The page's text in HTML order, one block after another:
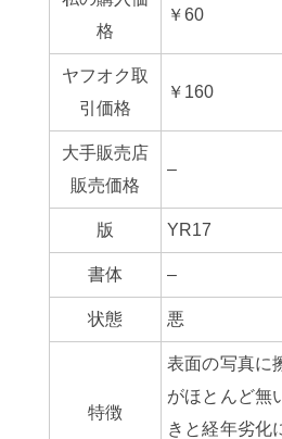
格
￥60
ヤフオク取
引価格
￥160
大手販売店
販売価格
–
版 YR17
書体 –
状態 悪
特徴
表面の写真に
がほとんど無
きと経年劣化